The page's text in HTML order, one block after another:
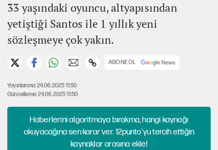
33 yaşındaki oyuncu, altyapısından
yetiştiği Santos ile 1 yıllık yeni
sözleşmeye çok yakın.
ABONE OL
Yayınlanma: 24.06.2025 11:50
Güncelleme: 24.06.2025 11:50
Haberlerini algoritmaya bırakma, hangi kaynağı
okuyacağına sen karar ver. 12punto'yu tercih ettiğin
kaynaklar arasına ekle!